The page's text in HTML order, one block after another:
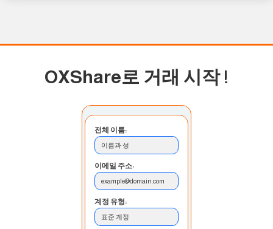
OXShare로 거래 시작!
전체 이름:
이름과 성
이메일 주소:
example@domain.com
계정 유형:
표준 계정